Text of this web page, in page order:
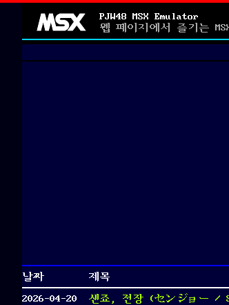
PJW48 MSX Emulator
웹 페이지에서 즐기는
날짜 제목
2026-04-20
센죠, 전장 (センジョー /